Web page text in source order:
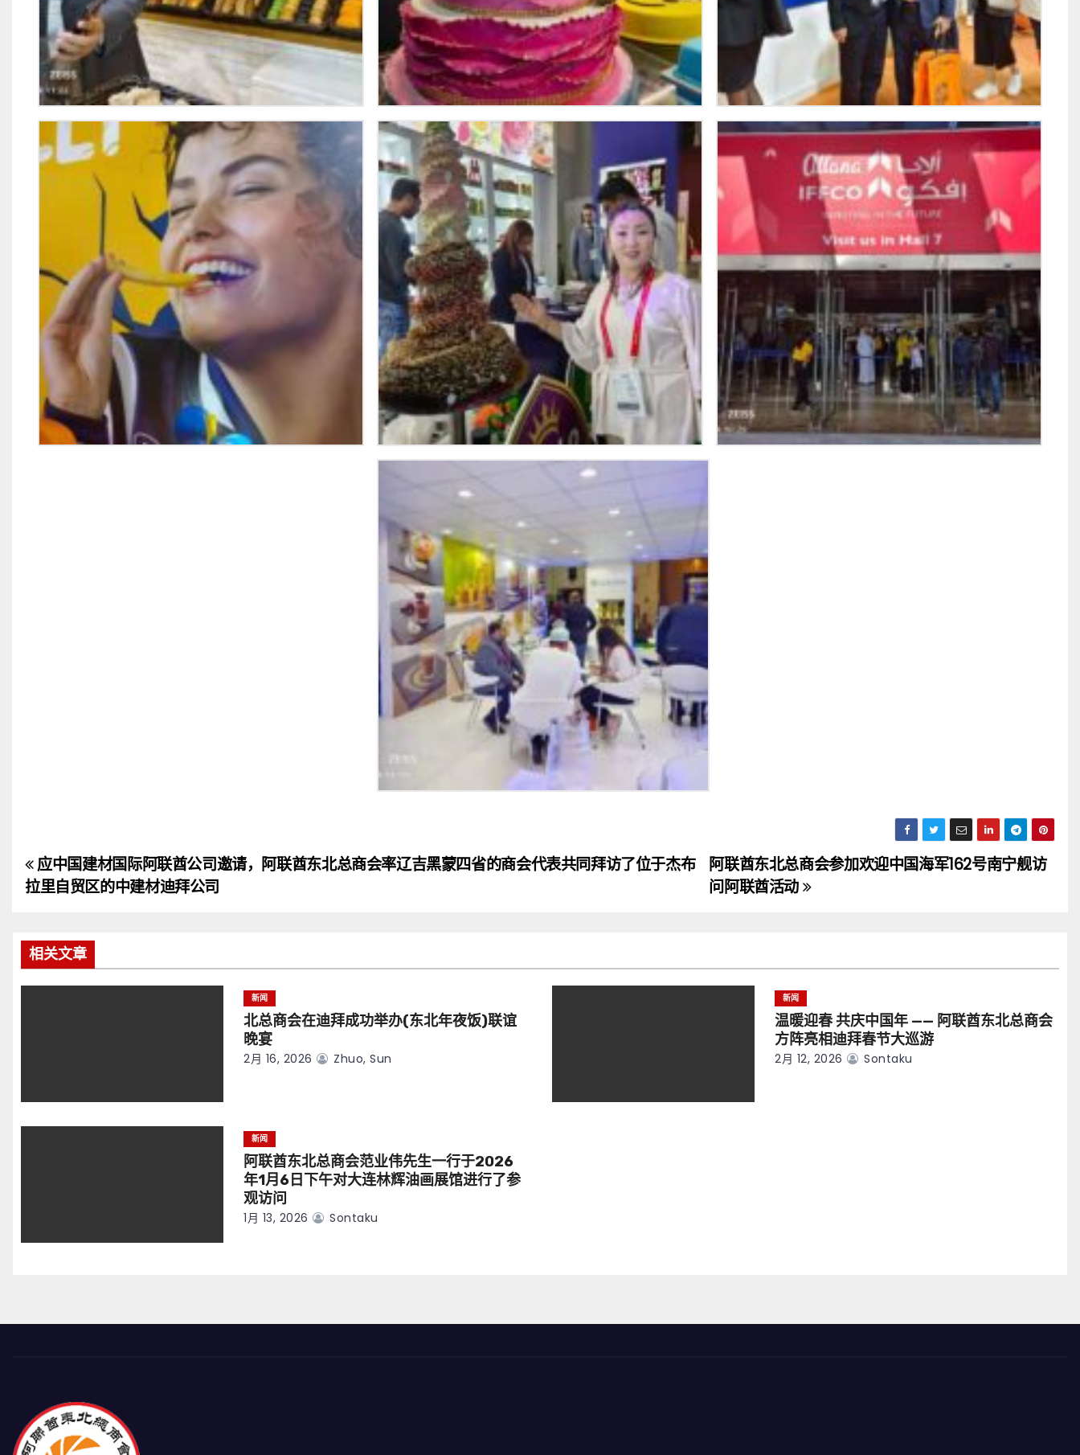
文
章
导
航
阿联酋东北总商会参加欢迎中国海军162号南宁舰访
问阿联酋活动
应中国建材国际阿联酋公司邀请，阿联酋东北总商会率辽吉黑蒙四省的商会代表共同拜访了位于杰布
拉里自贸区的中建材迪拜公司
相关文章
新闻
北总商会在迪拜成功举办(东北年夜饭)联谊
晚宴
2月 16, 2026 Zhuo, Sun
新闻
温暖迎春 共庆中国年 —— 阿联酋东北总商会
方阵亮相迪拜春节大巡游
2月 12, 2026 Sontaku
新闻
阿联酋东北总商会范业伟先生一行于2026
年1月6日下午对大连林辉油画展馆进行了参
观访问
1月 13, 2026 Sontaku